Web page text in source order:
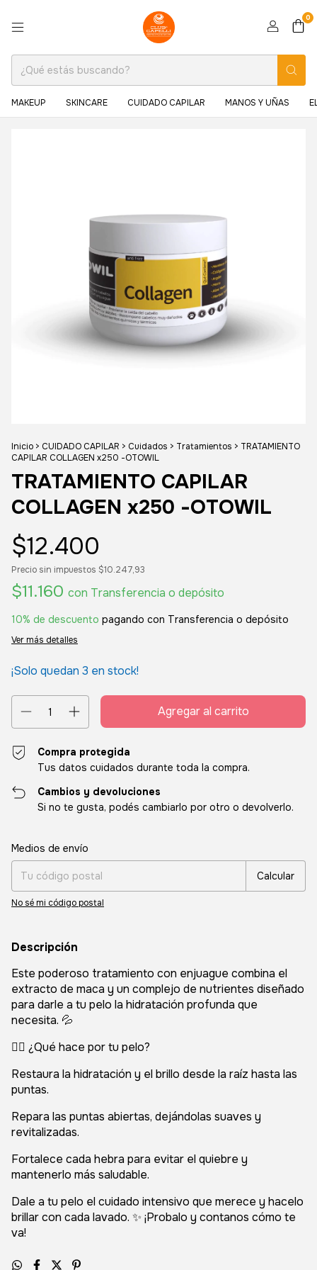
0
MAKEUP SKINCARE CUIDADO CAPILAR MANOS Y UÑAS
Inicio > CUIDADO CAPILAR > Cuidados > Tratamientos > TRATAMIENTO
CAPILAR COLLAGEN x250 -OTOWIL
TRATAMIENTO CAPILAR
COLLAGEN x250 -OTOWIL
$12.400
Precio sin impuestos $10.247,93
$11.160 con Transferencia o depósito
10% de descuento pagando con Transferencia o depósito
Ver más detalles
¡Solo quedan 3 en stock!
Compra protegida
Tus datos cuidados durante toda la compra.
Cambios y devoluciones
Si no te gusta, podés cambiarlo por otro o devolverlo.
Entregas para el CP:
Medios de envío
Calcular
No sé mi código postal
Descripción
Este poderoso tratamiento con enjuague combina el
extracto de maca y un complejo de nutrientes diseñado
para darle a tu pelo la hidratación profunda que
necesita. 💦
👉🏼 ¿Qué hace por tu pelo?
Restaura la hidratación y el brillo desde la raíz hasta las
puntas.
Repara las puntas abiertas, dejándolas suaves y
revitalizadas.
Fortalece cada hebra para evitar el quiebre y
mantenerlo más saludable.
Dale a tu pelo el cuidado intensivo que merece y hacelo
brillar con cada lavado. ✨ ¡Probalo y contanos cómo te
va!